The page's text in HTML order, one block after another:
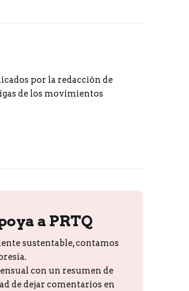
por la redacción de
de los movimientos
a PRTQ
sustentable, contamos
con un resumen de
de dejar comentarios en